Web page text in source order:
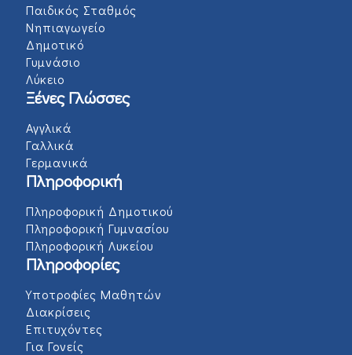
Παιδικός Σταθμός
Νηπιαγωγείο
Δημοτικό
Γυμνάσιο
Λύκειο
Ξένες Γλώσσες
Αγγλικά
Γαλλικά
Γερμανικά
Πληροφορική
Πληροφορική Δημοτικού
Πληροφορική Γυμνασίου
Πληροφορική Λυκείου
Πληροφορίες
Υποτροφίες Μαθητών
Διακρίσεις
Επιτυχόντες
Για Γονείς